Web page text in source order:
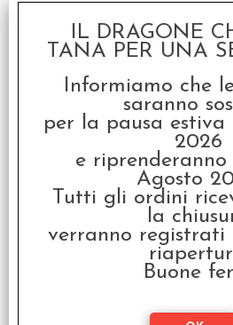
Edizione
€ 44,99
I clienti che hanno
prodotto, hanno scelto
IL DRAGONE
TANA PER UNA
Informiamo che
saranno
per la pausa
2026
e riprenderanno
Agosto
Tutti gli ordini
la
verranno registrati
Buone